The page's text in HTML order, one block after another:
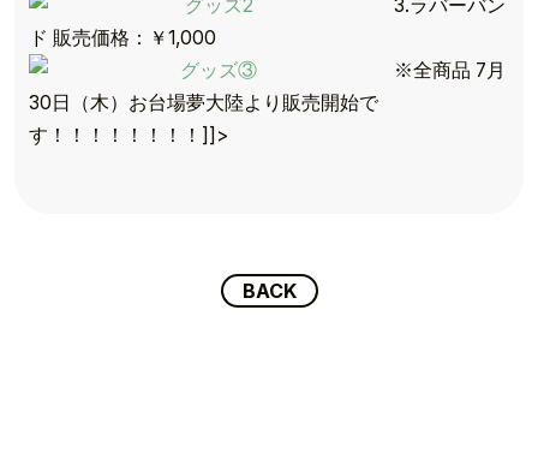
TOP
TOPICS
SCHEDULE
3.ラバーバン
ド 販売価格：￥1,000
※全商品 7月
30日（木）お台場夢大陸より販売開始で
す！！！！！！！！]]>
BACK